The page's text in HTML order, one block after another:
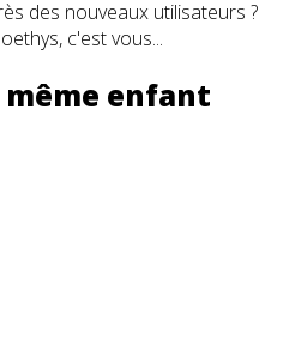
des nouveaux utilisateurs ?
c'est vous...
enfant